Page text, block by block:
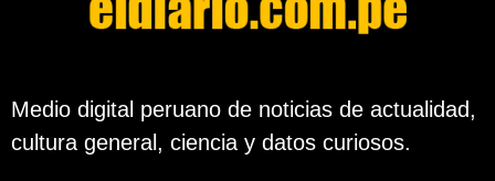
Medio digital peruano de noticias de actualidad,
cultura general, ciencia y datos curiosos.